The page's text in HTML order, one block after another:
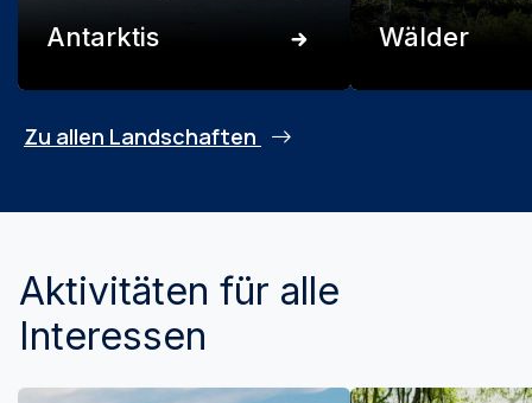
Antarktis Wälder
Zu allen Landschaften
Aktivitäten für alle
Interessen